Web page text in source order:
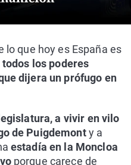
lo que hoy es España es
los poderes
dijera un prófugo en
a vivir en vilo
de Puigdemonty a
estadía en la Moncloa
porque carece de